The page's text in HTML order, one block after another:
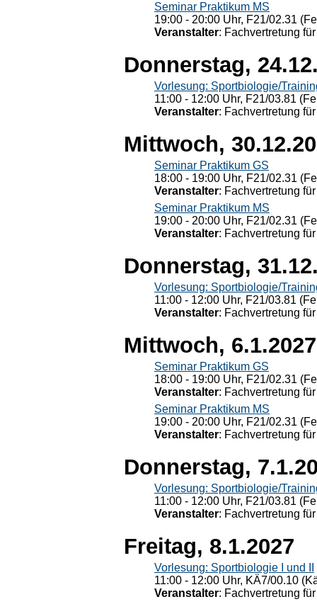
Seminar Praktikum MS
19:00 - 20:00 Uhr, F21/02.31
Veranstalter: Fachvertretung
Donnerstag,
Vorlesung: Sportbiologie/
11:00 - 12:00 Uhr, F21/03.81
Veranstalter: Fachvertretung
Mittwoch,
Seminar Praktikum GS
18:00 - 19:00 Uhr, F21/02.31
Veranstalter: Fachvertretung
Seminar Praktikum MS
19:00 - 20:00 Uhr, F21/02.31
Veranstalter: Fachvertretung
Donnerstag,
Vorlesung: Sportbiologie/
11:00 - 12:00 Uhr, F21/03.81
Veranstalter: Fachvertretung
Mittwoch, 6.1.2027
Seminar Praktikum GS
18:00 - 19:00 Uhr, F21/02.31
Veranstalter: Fachvertretung
Seminar Praktikum MS
19:00 - 20:00 Uhr, F21/02.31
Veranstalter: Fachvertretung
Donnerstag,
Vorlesung: Sportbiologie/
11:00 - 12:00 Uhr, F21/03.81
Veranstalter: Fachvertretung
Freitag, 8.1.2027
Vorlesung: Sportbiologie I und II
11:00 - 12:00 Uhr, KÄ7/00.10
Veranstalter: Fachvertretung